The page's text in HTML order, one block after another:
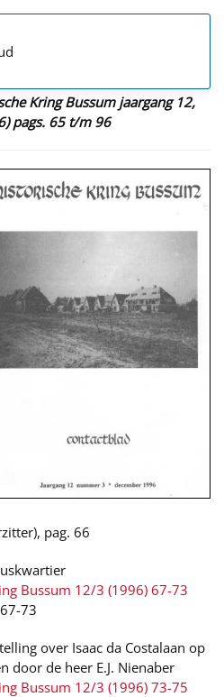
Kring Bussum jaargang 12,
pags. 65 t/m 96
pag. 66
Bussum 12/3 (1996) 67-73
73
over Isaac da Costalaan op
door de heer E.J. Nienaber
Bussum 12/3 (1996) 73-75